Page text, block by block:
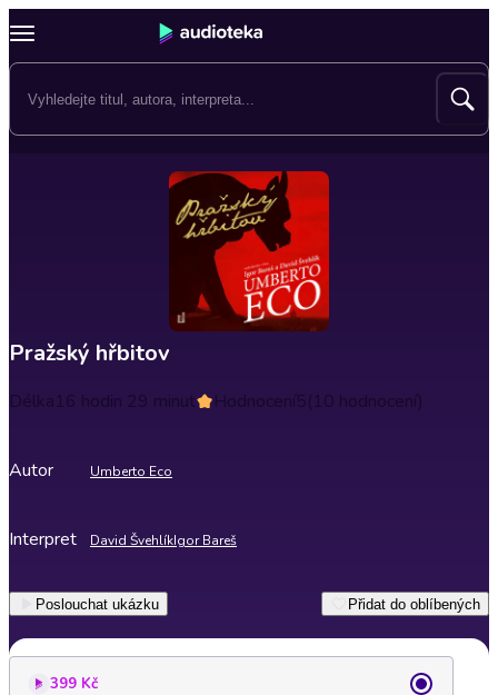
Pražský hřbitov
Délka16 hodin 29 minut Hodnocení5(10 hodnocení)
Autor Umberto Eco
Interpret David ŠvehlíkIgor Bareš
Poslouchat ukázku Přidat do oblíbených
399 Kč